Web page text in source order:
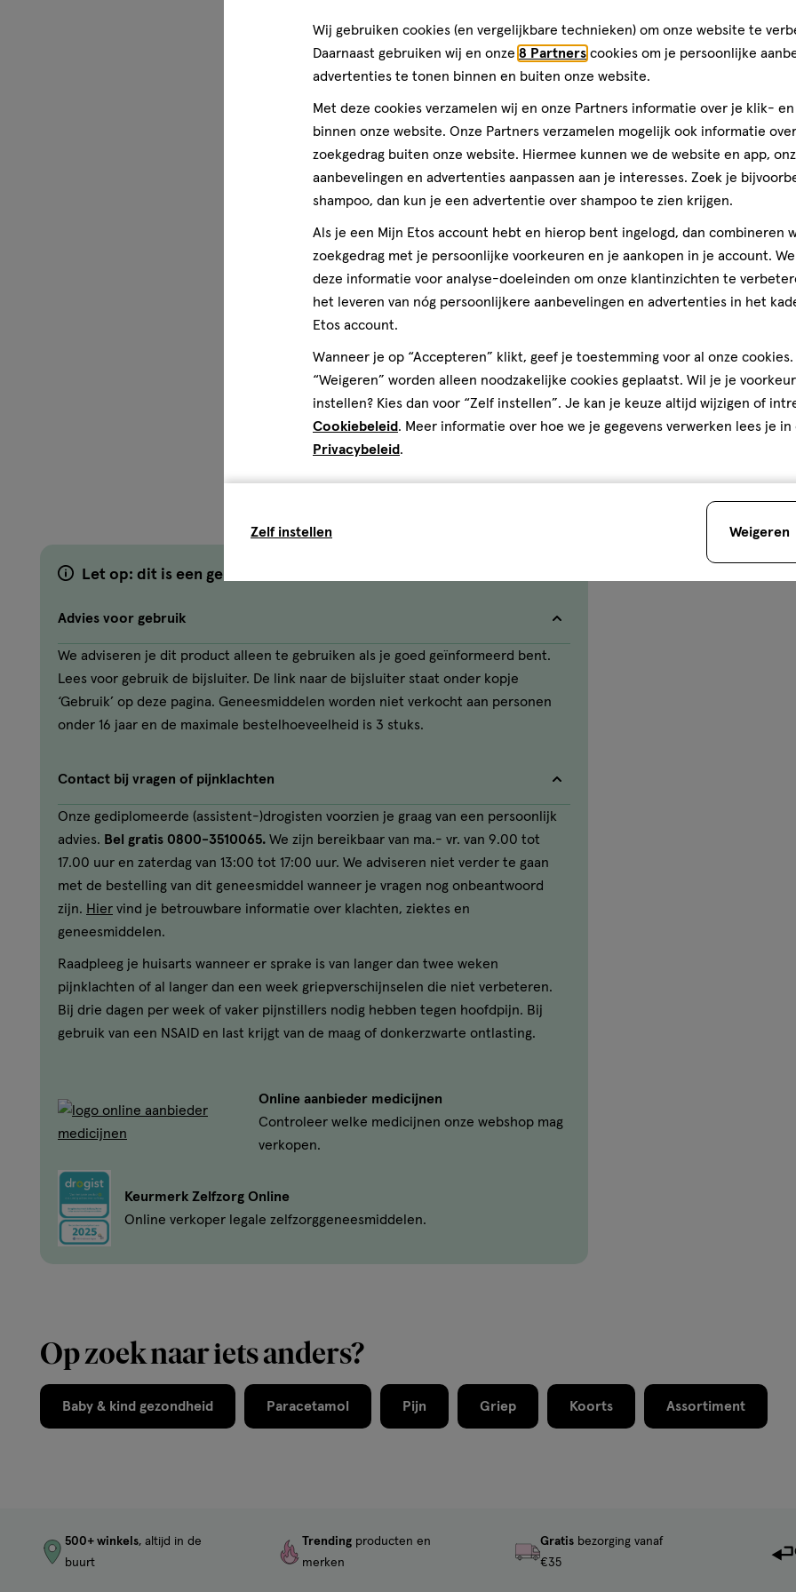
Lees voor gebruik eerst de bijsluiter. Buiten het zicht en gebruik van kinderen houden.
Indicatie: Paracetamol wordt gebruikt bij symptomatische behandeling van milde tot
verlanglijst
spray
geneesmiddel 10
Let op: dit is een geneesmiddel
Advies voor gebruik
We adviseren je dit product alleen te gebruiken als je goed geïnformeerd bent.
Lees voor gebruik de bijsluiter. De link naar de bijsluiter staat onder kopje
‘Gebruik’ op deze pagina. Geneesmiddelen worden niet verkocht aan personen
onder 16 jaar en de maximale bestelhoeveelheid is 3 stuks.
Contact bij vragen of pijnklachten
Onze gediplomeerde (assistent-)drogisten voorzien je graag van een persoonlijk
advies. Bel gratis 0800-3510065. We zijn bereikbaar van ma.- vr. van 9.00 tot
17.00 uur en zaterdag van 13:00 tot 17:00 uur. We adviseren niet verder te gaan
met de bestelling van dit geneesmiddel wanneer je vragen nog onbeantwoord
zijn. Hier vind je betrouwbare informatie over klachten, ziektes en
geneesmiddelen.
Raadpleeg je huisarts wanneer er sprake is van langer dan twee weken
pijnklachten of al langer dan een week griepverschijnselen die niet verbeteren.
Bij drie dagen per week of vaker pijnstillers nodig hebben tegen hoofdpijn. Bij
gebruik van een NSAID en last krijgt van de maag of donkerzwarte ontlasting.
Online aanbieder medicijnen
Controleer welke medicijnen onze webshop mag
verkopen.
Keurmerk Zelfzorg Online
Online verkoper legale zelfzorggeneesmiddelen.
Op zoek naar iets anders?
Baby & kind gezondheid Paracetamol Pijn Griep Koorts Assortiment
500+ winkels, altijd in de
buurt
Trending producten en
merken
Gratisbezorging vanaf
€35
Wij gebruiken cookies (en vergelijkbare technieken) om onze website te
Daarnaast gebruiken wij en onze 8 Partners cookies om je persoonlijke
advertenties te tonen binnen en buiten onze website.
Met deze cookies verzamelen wij en onze Partners informatie over je klik-
binnen onze website. Onze Partners verzamelen mogelijk ook informatie
zoekgedrag buiten onze website. Hiermee kunnen we de website en app,
aanbevelingen en advertenties aanpassen aan je interesses. Zoek je
shampoo, dan kun je een advertentie over shampoo te zien krijgen.
Als je een Mijn Etos account hebt en hierop bent ingelogd, dan combineren
zoekgedrag met je persoonlijke voorkeuren en je aankopen in je account.
deze informatie voor analyse-doeleinden om onze klantinzichten te
het leveren van nóg persoonlijkere aanbevelingen en advertenties in het
Etos account.
Wanneer je op “Accepteren” klikt, geef je toestemming voor al onze cookies.
“Weigeren” worden alleen noodzakelijke cookies geplaatst. Wil je je
instellen? Kies dan voor “Zelf instellen”. Je kan je keuze altijd wijzigen of
Cookiebeleid. Meer informatie over hoe we je gegevens verwerken lees je in
Privacybeleid.
Zelf instellen Weigeren